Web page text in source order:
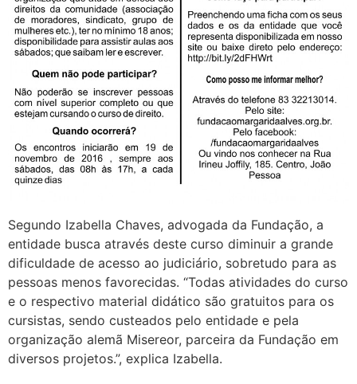
Segundo Izabella Chaves, advogada da Fundação, a
entidade busca através deste curso diminuir a grande
dificuldade de acesso ao judiciário, sobretudo para as
pessoas menos favorecidas. “Todas atividades do curso
e o respectivo material didático são gratuitos para os
cursistas, sendo custeados pelo entidade e pela
organização alemã Misereor, parceira da Fundação em
diversos projetos.”, explica Izabella.